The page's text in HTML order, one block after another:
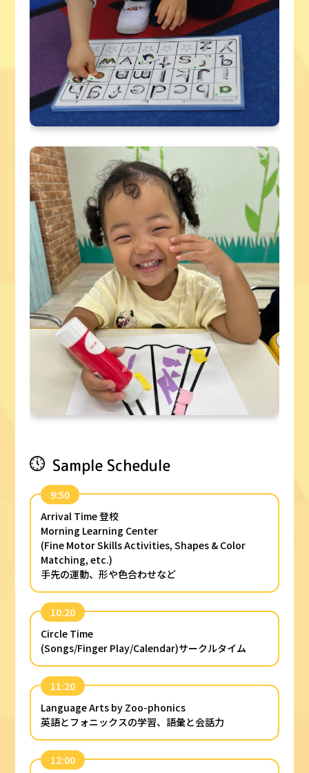
Sample Schedule
9:50
Arrival Time 登校
Morning Learning Center
(Fine Motor Skills Activities, Shapes & Color
Matching, etc.)
手先の運動、形や色合わせなど
10:20
Circle Time
(Songs/Finger Play/Calendar)サークルタイム
11:20
Language Arts by Zoo-phonics
英語とフォニックスの学習、語彙と会話力
12:00